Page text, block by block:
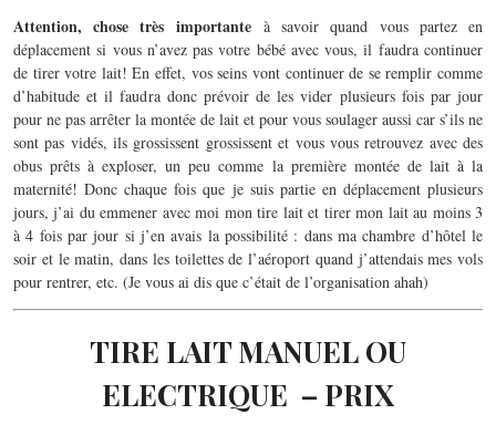
Attention, chose très importanteà savoir quand vous partez en
déplacement si vous n’avez pas votre bébé avec vous, il faudra continuer
de tirer votre lait! En effet, vos seins vont continuer de se remplir comme
d’habitude et il faudra donc prévoir de les vider plusieurs fois par jour
pour ne pas arrêter la montée de lait et pour vous soulager aussi car s’ils ne
sont pas vidés, ils grossissent grossissent et vous vous retrouvez avec des
obus prêts à exploser, un peu comme la première montée de lait à la
maternité! Donc chaque fois que je suis partie en déplacement plusieurs
jours, j’ai du emmener avec moi mon tire lait et tirer mon lait au moins 3
à 4 fois par jour si j’en avais la possibilité : dans ma chambre d’hôtel le
soir et le matin, dans les toilettes de l’aéroport quand j’attendais mes vols
pour rentrer, etc. (Je vous ai dis que c’était de l’organisation ahah)
TIRE LAIT MANUEL OU
ELECTRIQUE – PRIX